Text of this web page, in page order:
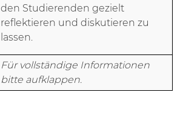
den Studierenden gezielt
reflektieren und diskutieren zu
lassen.
Für vollständige Informationen
bitte aufklappen.